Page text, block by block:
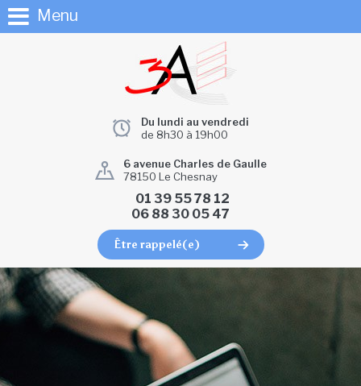
Menu
Du lundi au vendredi
de 8h30 à 19h00
6 avenue Charles de Gaulle
78150 Le Chesnay
01 39 55 78 12
06 88 30 05 47
Être rappelé(e)